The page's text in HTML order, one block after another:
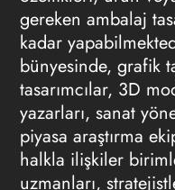
gereken ambalaj
kadar
bünyesinde, grafik
tasarımcılar, 3D
yazarları, sanat
piyasa araştırma
halkla ilişkiler
uzmanları,